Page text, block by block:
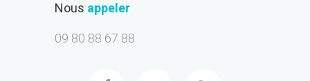
Nous appeler
09 80 88 67 88